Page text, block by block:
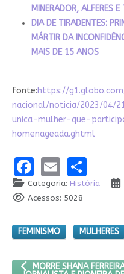
MINERADOR, ALFERES E
DIA DE TIRADENTES:
MÁRTIR DA
MAIS DE 15 ANOS
fonte:https://
nacional/noticia/2023/04/
unica-mulher-que-
homenageada.ghtml
Facebook
Email
Categoria: História
Acessos: 5028
FEMINISMO MULHERES
ARTIGO ANTERIOR:
MORRE SHANA